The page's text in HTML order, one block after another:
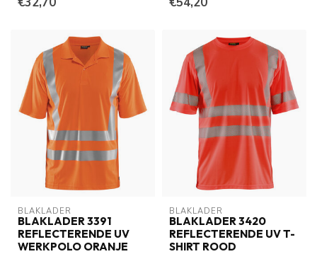
BLAKLADER
BLAKLADER 3391
REFLECTERENDE UV
WERKPOLO ORANJE
BLAKLADER
BLAKLADER 3420
REFLECTERENDE UV T-
SHIRT ROOD